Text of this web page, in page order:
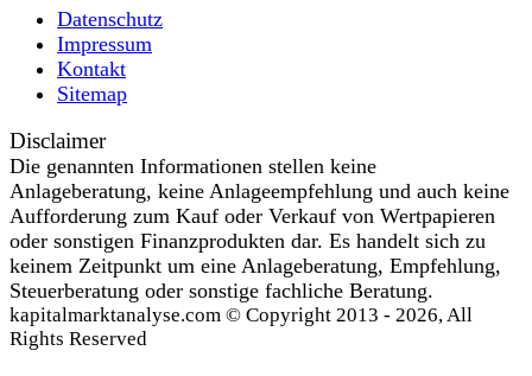
Datenschutz
Impressum
Kontakt
Sitemap
Disclaimer
Die genannten Informationen stellen keine
Anlageberatung, keine Anlageempfehlung und auch keine
Aufforderung zum Kauf oder Verkauf von Wertpapieren
oder sonstigen Finanzprodukten dar. Es handelt sich zu
keinem Zeitpunkt um eine Anlageberatung, Empfehlung,
Steuerberatung oder sonstige fachliche Beratung.
kapitalmarktanalyse.com © Copyright 2013 - 2026, All
Rights Reserved